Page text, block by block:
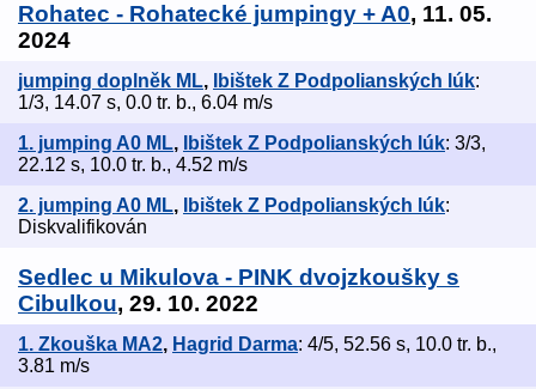
Rohatec - Rohatecké jumpingy + A0, 11. 05.
2024
jumping doplněk ML, Ibištek Z Podpolianských lúk:
1/3, 14.07 s, 0.0 tr. b., 6.04 m/s
1. jumping A0 ML, Ibištek Z Podpolianských lúk: 3/3,
22.12 s, 10.0 tr. b., 4.52 m/s
2. jumping A0 ML, Ibištek Z Podpolianských lúk:
Diskvalifikován
Sedlec u Mikulova - PINK dvojzkoušky s
Cibulkou, 29. 10. 2022
1. Zkouška MA2, Hagrid Darma: 4/5, 52.56 s, 10.0 tr. b.,
3.81 m/s